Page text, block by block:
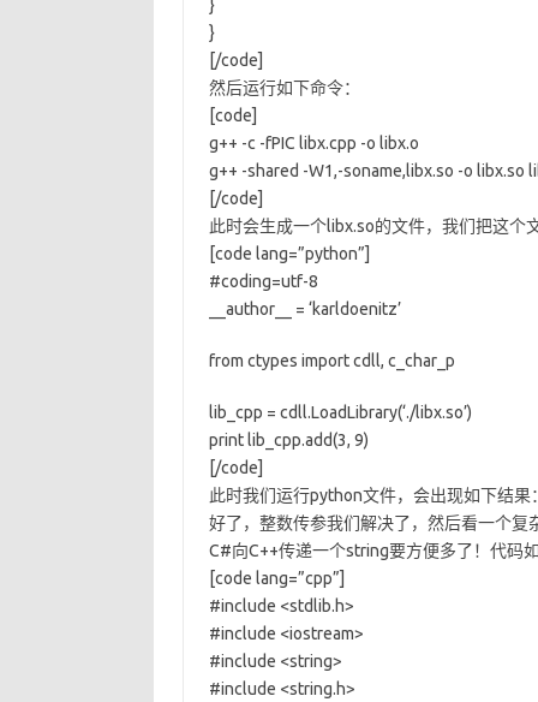
}
}
[/code]
然后运行如下命令：
[code]
g++ -c -fPIC libx.cpp -o libx.o
g++ -shared -W1,-soname,libx.so -o libx.so
[/code]
此时会生成一个libx.so的文件，我们把这
[code lang=”python”]
#coding=utf-8
__author__ = ‘karldoenitz’
from ctypes import cdll, c_char_p
lib_cpp = cdll.LoadLibrary(‘./libx.so’)
print lib_cpp.add(3, 9)
[/code]
此时我们运行python文件，会出现如下结果
好了，整数传参我们解决了，然后看一个
C#向C++传递一个string要方便多了！代码
[code lang=”cpp”]
#include <stdlib.h>
#include <iostream>
#include <string>
#include <string.h>